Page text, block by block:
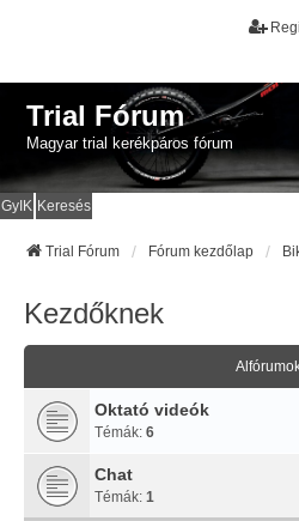
Trial Fórum
Magyar trial kerékpáros fórum
GyIK Keresés
Trial Fórum Fórum kezdőlap
Kezdőknek
Oktató videók
Témák: 6
Chat
Témák: 1